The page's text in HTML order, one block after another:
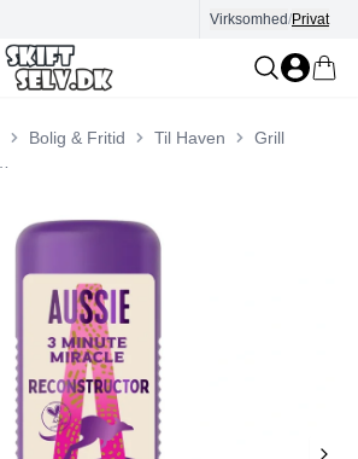
Virksomhed/Privat
Bolig & Fritid Til Haven
Grill